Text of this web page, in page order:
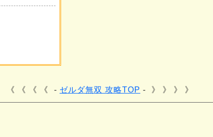
《 《 《 ゼルダ無双 攻略TOP 》 》 》